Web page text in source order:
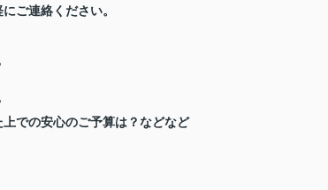
ご連絡ください。
での安心のご予算は？などなど